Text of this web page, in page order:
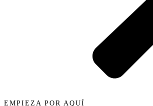
EMPIEZA POR AQUÍ